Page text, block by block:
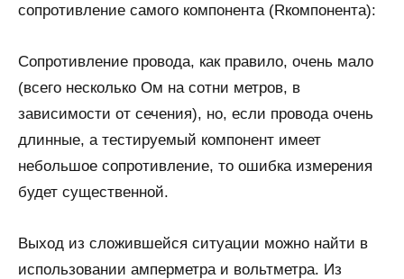
сопротивление самого компонента (Rкомпонента):
Сопротивление провода, как правило, очень мало
(всего несколько Ом на сотни метров, в
зависимости от сечения), но, если провода очень
длинные, а тестируемый компонент имеет
небольшое сопротивление, то ошибка измерения
будет существенной.
Выход из сложившейся ситуации можно найти в
использовании амперметра и вольтметра. Из